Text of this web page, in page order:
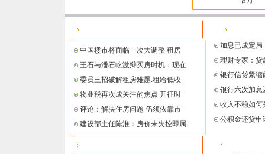
中国楼市将面临一次大调整 租房
王石与潘石屹激辩买房时机：现在
委员三招破解租房难题:租给低收
物业税再次成关注的焦点 开征时
评论：解决住房问题 仍须依靠市
建设部主任陈淮：房价未失控即属
加息已成定
理财专家：贷
银行信贷紧缩
银行六次加息
收入不稳如何
公积金还贷